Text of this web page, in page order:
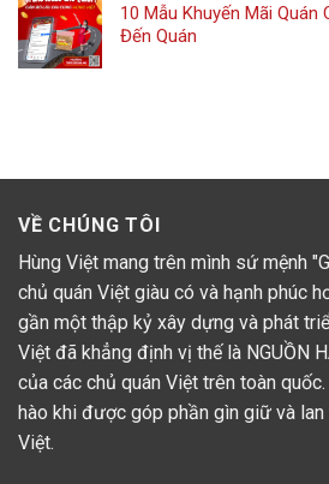
10 Mẫu Khuyến Mãi Quán Cafe Tăng Lượng Khách
Đến Quán
VỀ CHÚNG TÔI
Hùng Việt mang trên mình sứ mệnh
chủ quán Việt giàu có và hạnh phúc
gần một thập kỷ xây dựng và phát
Việt đã khẳng định vị thế là NGUỒN
của các chủ quán Việt trên toàn
hào khi được góp phần gìn giữ và
Việt.